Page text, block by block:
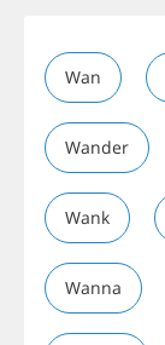
Wan
Wander
Wank
Wanna